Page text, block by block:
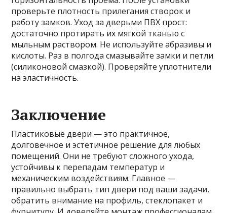
проверьте плотность прилегания створок и
работу замков. Уход за дверьми ПВХ прост:
достаточно протирать их мягкой тканью с
мыльным раствором. Не используйте абразивы и
кислоты. Раз в полгода смазывайте замки и петли
(силиконовой смазкой). Проверяйте уплотнители
на эластичность.
Заключение
Пластиковые двери — это практичное,
долговечное и эстетичное решение для любых
помещений. Они не требуют сложного ухода,
устойчивы к перепадам температур и
механическим воздействиям. Главное —
правильно выбрать тип двери под ваши задачи,
обратить внимание на профиль, стеклопакет и